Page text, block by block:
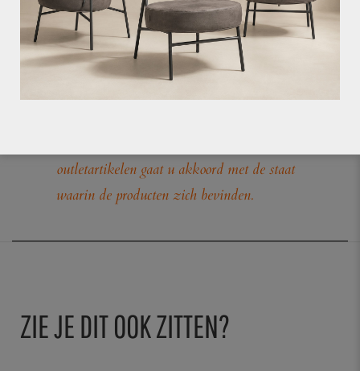
Partijprijs slechts €349,00!
slechts 1 op voorraad, op=op!!
outletartikelen gaat u akkoord met de staat
waarin de producten zich bevinden.
ZIE JE DIT OOK ZITTEN?